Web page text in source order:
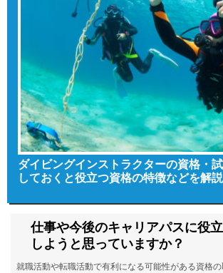
ダイビングインストラクターの資格・
しておくと役立つ資格の特徴などを解説
仕事や今後のキャリアパスに役
しようと思っていますか？
就職活動や転職活動で有利になる可能性がある資格